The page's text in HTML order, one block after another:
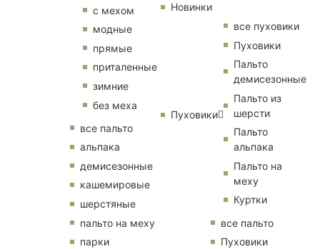
с мехом
модные
прямые
приталенные
зимние
без меха
все пальто
альпака
демисезонные
кашемировые
шерстяные
пальто на меху
парки
Новинки
Пуховики
все пуховики
Пуховики
Пальто
демисезонные
Пальто из
шерсти
Пальто
альпака
Пальто на
меху
Куртки
все пальто
Пуховики